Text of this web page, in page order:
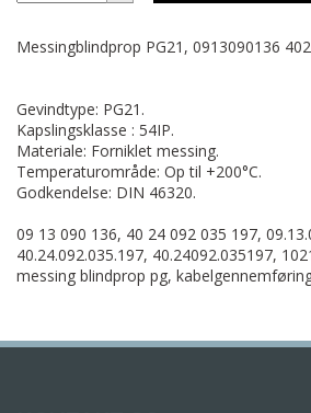
Messingblindprop PG21, 0913090136
Gevindtype: PG21.
Kapslingsklasse : 54IP.
Materiale: Forniklet messing.
Temperaturområde: Op til +200°C.
Godkendelse: DIN 46320.
09 13 090 136, 40 24 092 035 197,
40.24.092.035.197, 40.24092.035197,
messing blindprop pg,